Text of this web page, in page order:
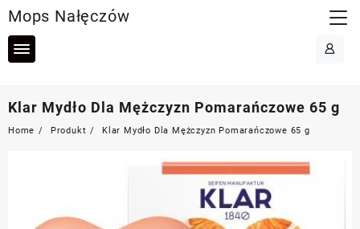
to
content
Mops Nałęczów
Klar Mydło Dla Mężczyzn Pomarańczowe 65 g
Home Produkt Klar Mydło Dla Mężczyzn Pomarańczowe 65 g